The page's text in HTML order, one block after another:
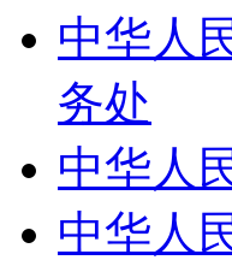
中华人
务处
中华人
中华人